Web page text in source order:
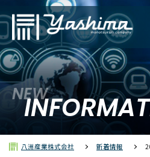
カルロ・ガヴァッツィ
クンブス（レブパイ）
ポリラック
NEW
八洲産業株式会社 新着情報